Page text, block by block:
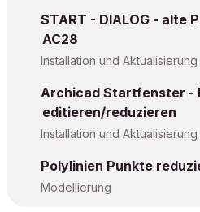
START - DIALOG - alte
AC28
Installation und Aktualisierung
Archicad Startfenster -
editieren/reduzieren
Installation und Aktualisierung
Polylinien Punkte
Modellierung